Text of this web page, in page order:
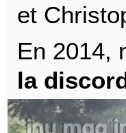
et
En 2014,
la